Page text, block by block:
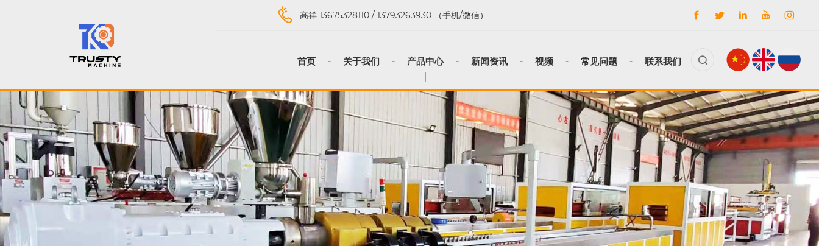
高祥 13675328110/ 13793263930（手机/微信）
首页 关于我们 产品中心 新闻资讯 视频 常见问题 联系我们